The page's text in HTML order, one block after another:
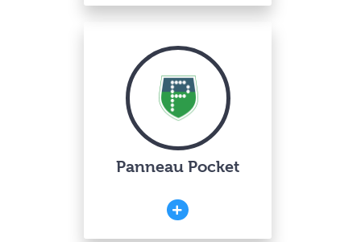
Panneau Pocket